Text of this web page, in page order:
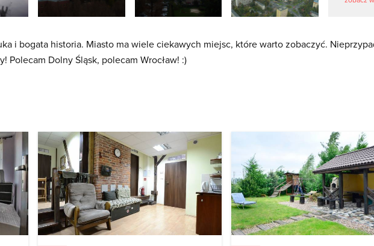
i bogata historia. Miasto ma wiele ciekawych miejsc, które warto zobaczyć.
Polecam Dolny Śląsk, polecam Wrocław! :)